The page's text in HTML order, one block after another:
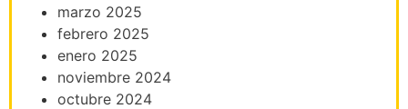
marzo 2025
febrero 2025
enero 2025
noviembre 2024
octubre 2024